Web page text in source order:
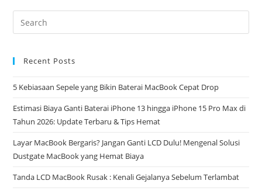
Recent Posts
5 Kebiasaan Sepele yang Bikin Baterai MacBook Cepat Drop
Estimasi Biaya Ganti Baterai iPhone 13 hingga iPhone 15 Pro Max di
Tahun 2026: Update Terbaru & Tips Hemat
Layar MacBook Bergaris? Jangan Ganti LCD Dulu! Mengenal Solusi
Dustgate MacBook yang Hemat Biaya
Tanda LCD MacBook Rusak : Kenali Gejalanya Sebelum Terlambat